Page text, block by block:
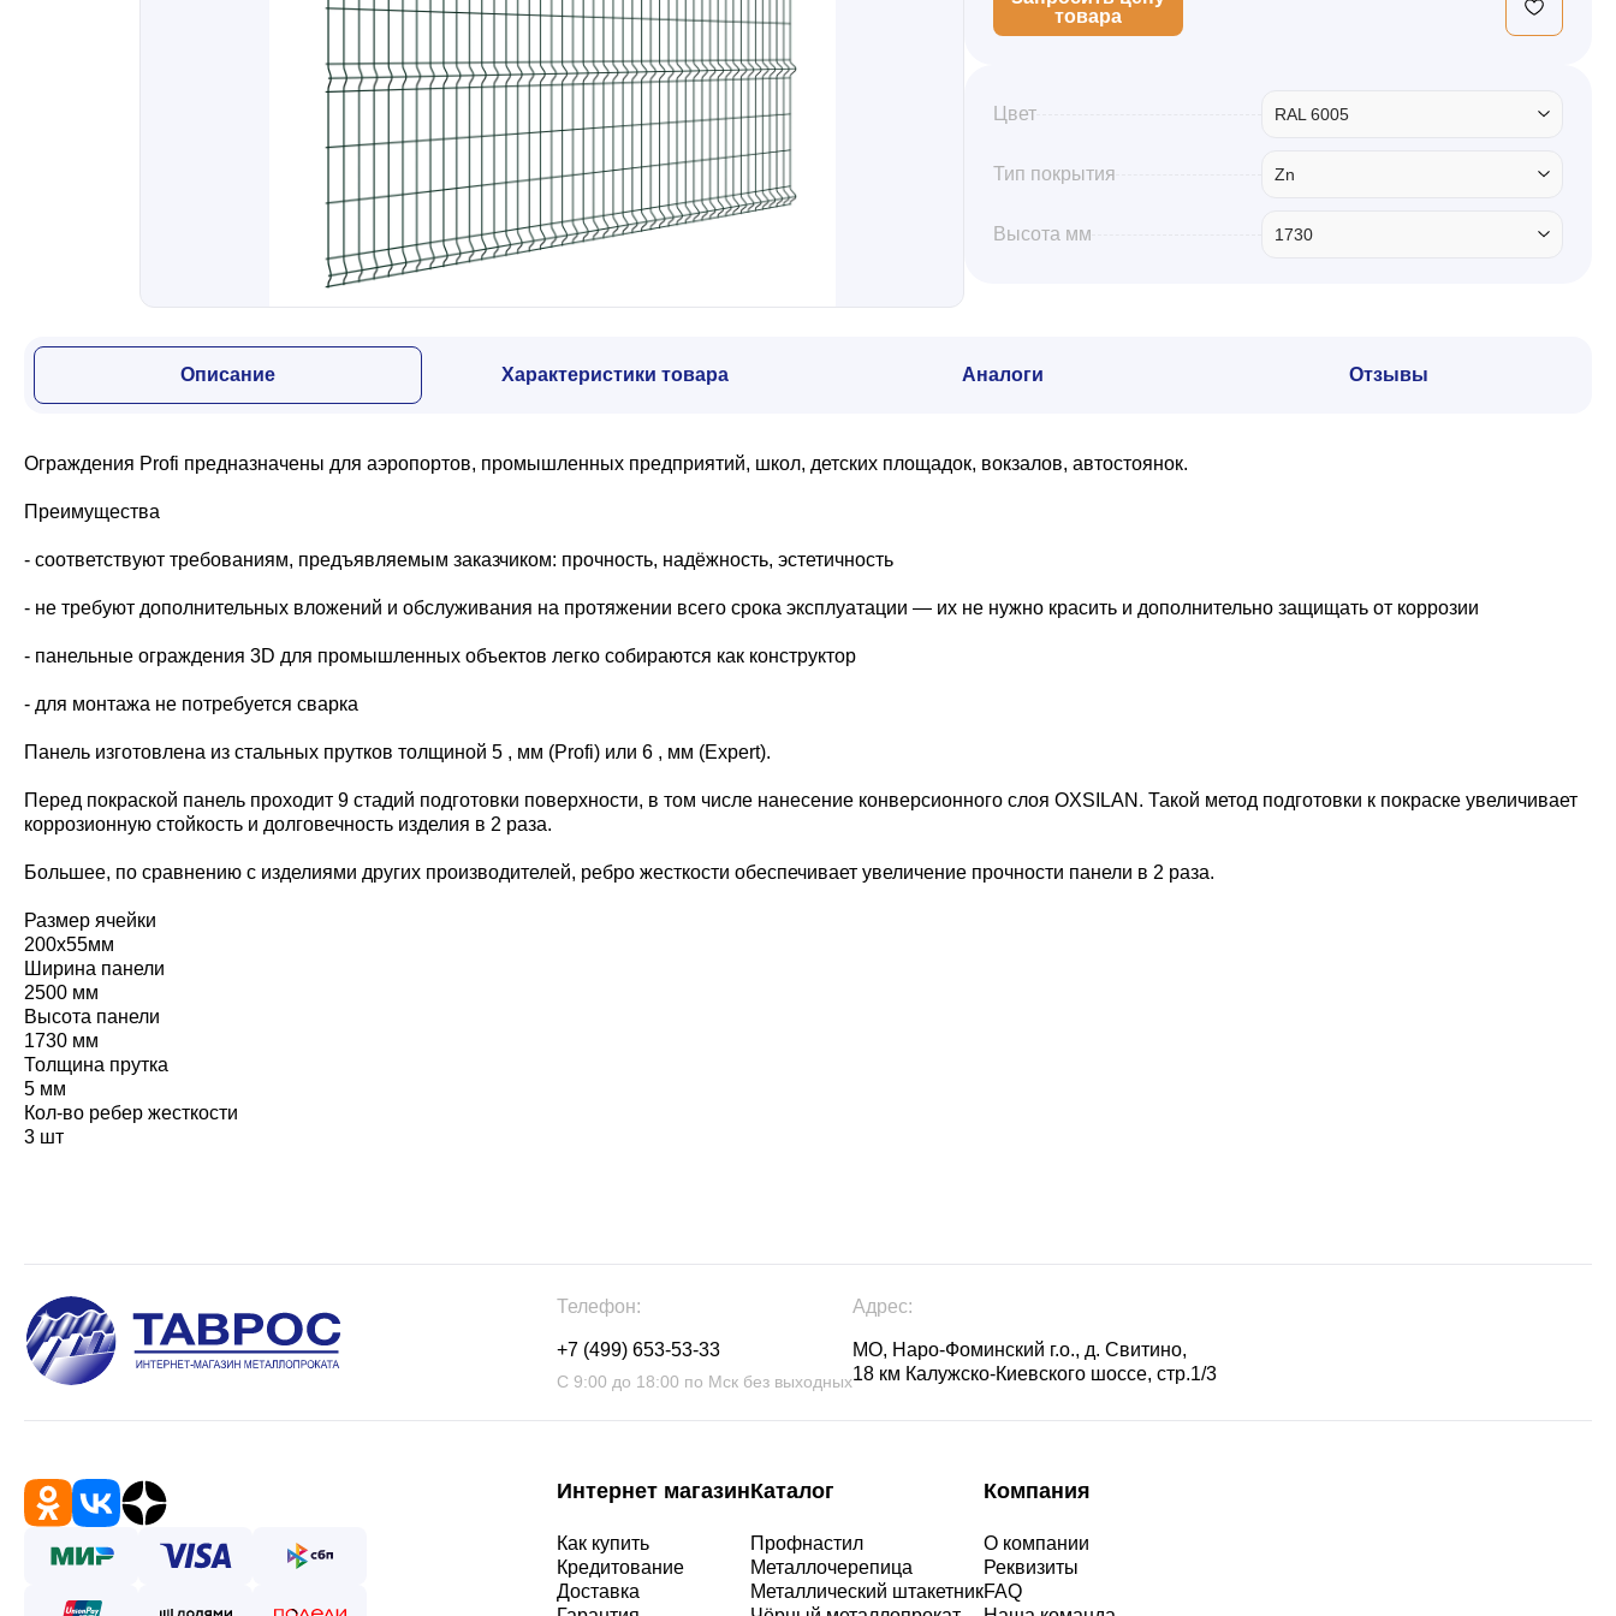
Профили для гипсокартона
Дача и сад
Другие товары
товара
Цвет RAL 6005
Тип покрытия Zn
Высота мм 1730
Описание Характеристики товара Аналоги Отзывы
Ограждения Profi предназначены для аэропортов, промышленных предприятий, школ, детских площадок, вокзалов, автостоянок.
Преимущества
- соответствуют требованиям, предъявляемым заказчиком: прочность, надёжность, эстетичность
- не требуют дополнительных вложений и обслуживания на протяжении всего срока эксплуатации — их не нужно красить и дополнительно защищать от коррозии
- панельные ограждения 3D для промышленных объектов легко собираются как конструктор
- для монтажа не потребуется сварка
Панель изготовлена из стальных прутков толщиной 5 , мм (Profi) или 6 , мм (Expert).
Перед покраской панель проходит 9 стадий подготовки поверхности, в том числе нанесение конверсионного слоя OXSILAN. Такой метод подготовки к покраске увеличивает
коррозионную стойкость и долговечность изделия в 2 раза.
Большее, по сравнению с изделиями других производителей, ребро жесткости обеспечивает увеличение прочности панели в 2 раза.
Размер ячейки
200х55мм
Ширина панели
2500 мм
Высота панели
1730 мм
Толщина прутка
5 мм
Кол-во ребер жесткости
3 шт
Телефон:
+7 (499) 653-53-33
С 9:00 до 18:00 по Мск без выходных
Адрес:
МО, Наро-Фоминский г.о., д. Свитино,
18 км Калужско-Киевского шоссе, стр.1/3
Интернет магазин
Как купить
Кредитование
Доставка
Каталог
Профнастил
Металлочерепица
Металлический штакетник
Компания
О компании
Реквизиты
FAQ